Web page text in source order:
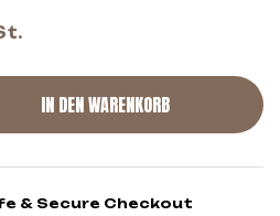
IN DEN WARENKORB
& Secure Checkout